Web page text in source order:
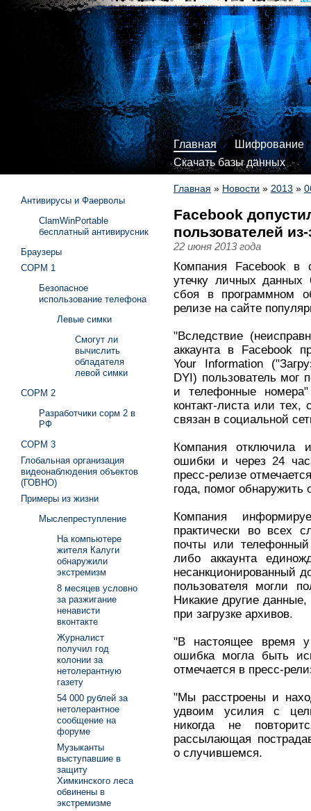
Главная
Шифрование
Скачать базы данных
Главная » Новости » 2013 »
Facebook
пользователей
22 июня 2013 года
Компания Facebook в
утечку личных данных
сбоя в программном
релизе на сайте
"Вследствие
аккаунта в Facebook
Your Information
DYI) пользователь мог
и телефонные номера"
контакт-листа или
связан в социальной
Компания отключила
ошибки и через 24
пресс-релизе
года, помог обнаружить
Компания
практически во всех
почты или
либо аккаунта
несанкционированный
пользователя могли
Никакие другие
при загрузке архивов.
"В настоящее время у
ошибка могла быть
отмечается в пресс-
"Мы расстроены и
удвоим усилия с
никогда не
рассылающая
о случившемся.
Антивирусы и Фаерволы
ClamWinPortable
бесплатный антивирусник
Браузеры
СОРМ 1
Безопасное
использование телефона
Левые симки
Смогут ли
вычислить
обладателя
левой симки
СОРМ 2
Разработчики сорм 2 в
РФ
СОРМ 3
Глобальная организация
видеонаблюдения объектов
(ГОВНО)
Примеры из жизни
Мыслепреступление
На компьютере
жителя Калуги
обнаружили
экстремизм
8 месяцев условно
за разжигание
ненависти
вконтакте
Журналист
получил год
колонии за
нетолерантную
газету
54 000 рублей за
нетолерантное
сообщение на
форуме
Музыканты
выступавшие в
защиту
Химкинского леса
обвинены в
экстремизме